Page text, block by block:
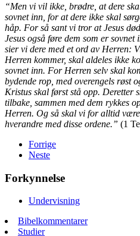
“Men vi vil ikke, brødre, at dere
sovnet inn, for at dere ikke skal
håp. For så sant vi tror at Jesus
Jesus også føre dem som er
sier vi dere med et ord av Herren:
Herren kommer, skal aldeles ikke
sovnet inn. For Herren selv skal
bydende rop, med overengels røst
Kristus skal først stå opp. Deretter
tilbake, sammen med dem rykkes
Herren. Og så skal vi for alltid
hverandre med disse ordene.” (1
Forrige
Neste
Forkynnelse
Undervisning
Bibelkommentarer
Studier